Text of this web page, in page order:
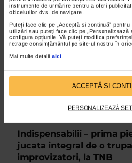
instrumente de urmărire pentru a oferi
obiceiurilor dvs. de navigare.
Puteți face clic pe „Acceptă si continuă”
utilizări sau puteți face clic pe „Personalizează
configura opțiunile. Vă puteți modifica
retrage consimțământul pe site-ul nostru în
Mai multe detalii aici.
ACCEPTĂ SI
PERSONALIZEAZĂ
Indispensabilii – prima
jucata integral de o
improvizatori, la TNB